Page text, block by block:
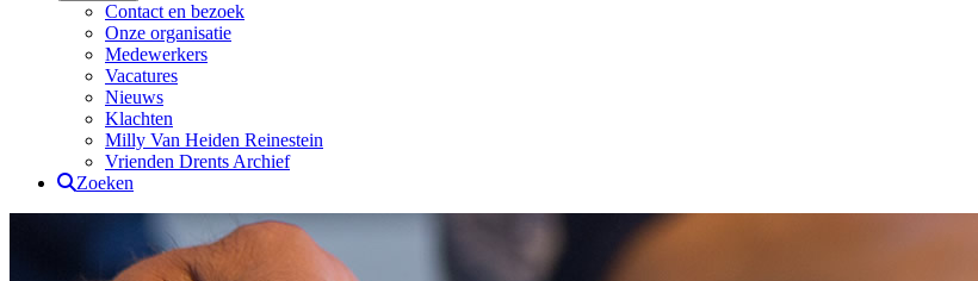
Contact en bezoek
Onze organisatie
Medewerkers
Vacatures
Nieuws
Klachten
Milly Van Heiden Reinestein
Vrienden Drents Archief
Zoeken
Drents Archief